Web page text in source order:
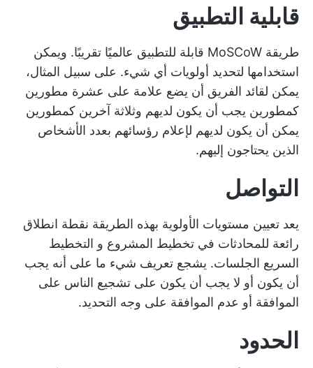
قابلية التطبيق
طريقة MoSCoW قابلة للتطبيق عالميًا تقريبًا. ويمكن
استخدامها لتحديد أولويات أي شيء. على سبيل المثال،
يمكن لقائد الفريق أن يضع علامة على عشرة مطورين
كمطورين يجب أن يكون لديهم وثلاثة آخرين كمطورين
يمكن أن يكون لديهم لإعلام رؤسائهم بعدد الأشخاص
الذين يحتاجون إليهم.
التواصل
يعد تعيين مستويات الأولوية بهذه الطريقة نقطة انطلاق
رائعة للمحادثات في تخطيط المشروع و التخطيط
السريع الجلسات. يشجع تعريف شيء ما على أنه يجب
أن يكون أو لا يجب أن يكون على تشجيع الناس على
الموافقة أو عدم الموافقة على وجه التحديد.
الحدود